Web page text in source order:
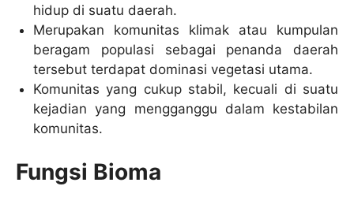
hidup di suatu daerah.
Merupakan komunitas klimak atau kumpulan
beragam populasi sebagai penanda daerah
tersebut terdapat dominasi vegetasi utama.
Komunitas yang cukup stabil, kecuali di suatu
kejadian yang mengganggu dalam kestabilan
komunitas.
Fungsi Bioma